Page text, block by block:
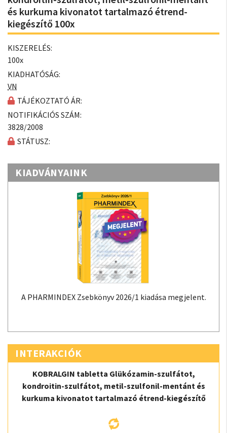
és kurkuma kivonatot tartalmazó étrend-
kiegészítő 100x
KISZERELÉS:
100x
KIADHATÓSÁG:
VN
TÁJÉKOZTATÓ ÁR:
NOTIFIKÁCIÓS SZÁM:
3828/2008
STÁTUSZ:
KIADVÁNYAINK
A PHARMINDEX Zsebkönyv 2026/1 kiadása megjelent.
INTERAKCIÓK
KOBRALGIN tabletta Glükózamin-szulfátot,
kondroitin-szulfátot, metil-szulfonil-mentánt és
kurkuma kivonatot tartalmazó étrend-kiegészítő